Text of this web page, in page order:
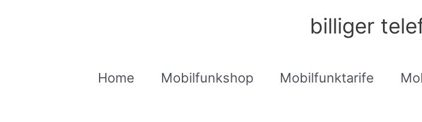
billiger
Home Mobilfunkshop Mobilfunktarife